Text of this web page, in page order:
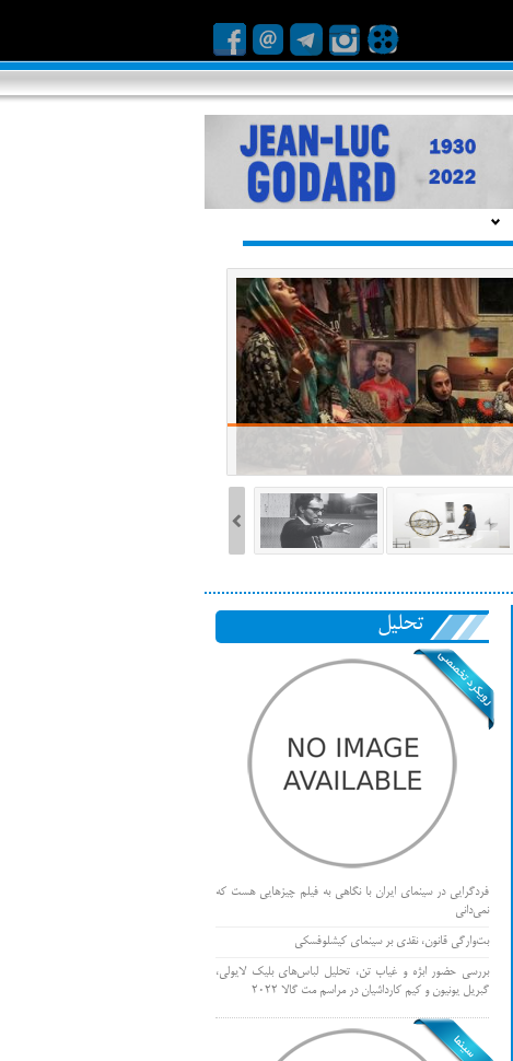
تحلیل
فردگرایی در سینمای ایران با نگاهی به فیلم چیزهایی هست که
نمی‌دانی
بت‌وارگی قانون، نقدی بر سینمای کیشلوفسکی
بررسی حضور ابژه و غیاب تن، تحلیل لباس‌های بلیک لایولی،
گبریل یونیون و کیم کارداشیان در مراسم مت گالا ۲۰۲۲